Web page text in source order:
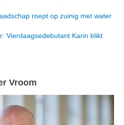
roept op zuinig met water
Vierdaagsedebutant Karin blikt
Vroom